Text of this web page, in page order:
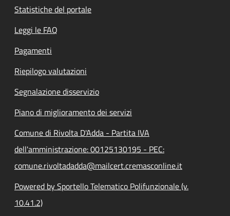
Statistiche del portale
Leggi le FAQ
Pagamenti
Riepilogo valutazioni
Segnalazione disservizio
Piano di miglioramento dei servizi
Comune di Rivolta D'Adda - Partita IVA
dell'amministrazione: 00125130195 - PEC:
comune.rivoltadadda@mailcert.cremasconline.it
Powered by Sportello Telematico Polifunzionale (v.
10.41.2)